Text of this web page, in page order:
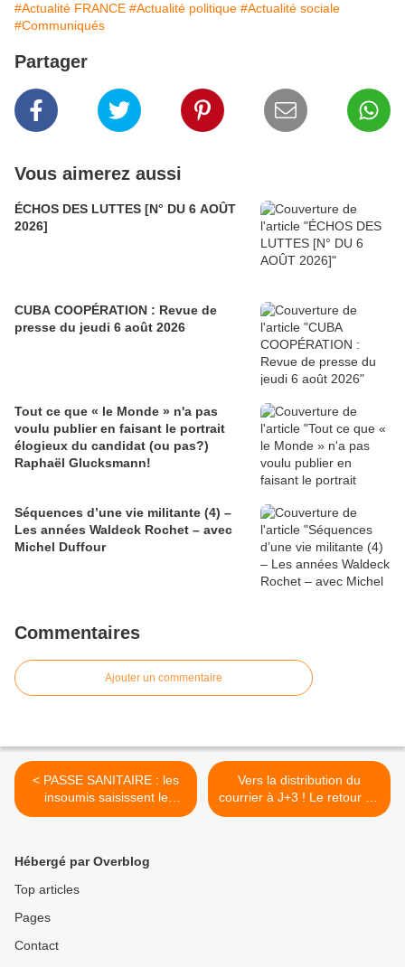
#Actualité FRANCE #Actualité politique #Actualité sociale
#Communiqués
Partager
Vous aimerez aussi
ÉCHOS DES LUTTES [N° DU 6 AOÛT
2026]
CUBA COOPÉRATION : Revue de
presse du jeudi 6 août 2026
Tout ce que « le Monde » n'a pas
voulu publier en faisant le portrait
élogieux du candidat (ou pas?)
Raphaël Glucksmann!
Séquences d’une vie militante (4) –
Les années Waldeck Rochet – avec
Michel Duffour
Commentaires
Ajouter un commentaire
< PASSE SANITAIRE : les
insoumis saisissent le
Conseil constitutionnel
Vers la distribution du
courrier à J+3 ! Le retour de
La POSTE à CHEVAL ! >
Hébergé par Overblog
Top articles
Pages
Contact